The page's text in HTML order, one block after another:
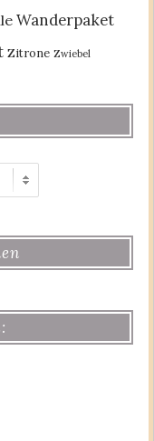
Wanderpaket
Zitrone Zwiebel